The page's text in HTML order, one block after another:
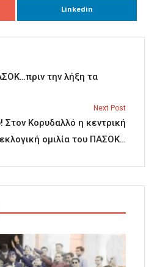
Linkedin
την λήξη τα
Next Post
Στον Κορυδαλλό η κεντρική
ομιλία του ΠΑΣΟΚ…